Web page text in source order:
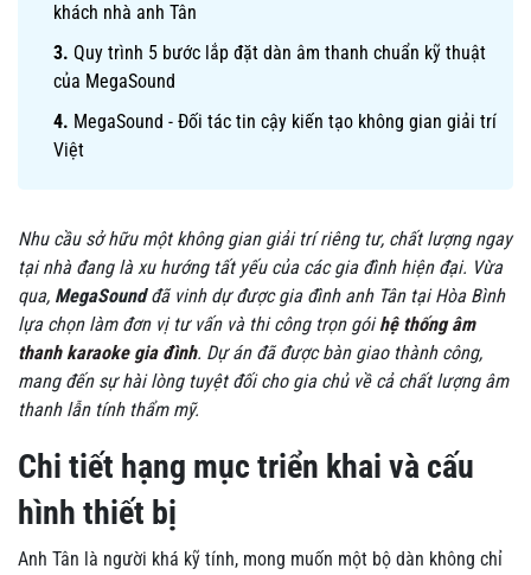
khách nhà anh Tân
Quy trình 5 bước lắp đặt dàn âm thanh chuẩn kỹ thuật
của MegaSound
MegaSound - Đối tác tin cậy kiến tạo không gian giải trí
Việt
Nhu cầu sở hữu một không gian giải trí riêng tư, chất lượng ngay
tại nhà đang là xu hướng tất yếu của các gia đình hiện đại. Vừa
qua, MegaSoundđã vinh dự được gia đình anh Tân tại Hòa Bình
lựa chọn làm đơn vị tư vấn và thi công trọn góihệ thống âm
thanh karaoke gia đình. Dự án đã được bàn giao thành công,
mang đến sự hài lòng tuyệt đối cho gia chủ về cả chất lượng âm
thanh lẫn tính thẩm mỹ.
Chi tiết hạng mục triển khai và cấu
hình thiết bị
Anh Tân là người khá kỹ tính, mong muốn một bộ dàn không chỉ